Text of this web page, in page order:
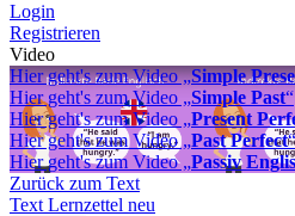
Login
Registrieren
Video
Hier geht's zum Video „Simple
Hier geht's zum Video „Simple Past“
Hier geht's zum Video „Present
Hier geht's zum Video „Past Perfect“
Hier geht's zum Video „Passiv
Zurück zum Text
Text Lernzettel neu